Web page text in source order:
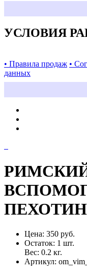
УСЛОВИЯ
• Правила продаж •
данных
Цена: 350 руб.
Остаток: 1 шт.
Вес: 0.2 кг.
Артикул: